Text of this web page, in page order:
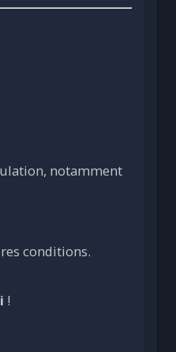
notamment
conditions.
!